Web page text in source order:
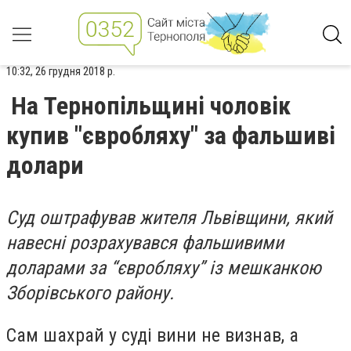
10:32, 26 грудня 2018 р.
На Тернопільщині чоловік
купив "євробляху" за фальшиві
долари
Суд оштрафував жителя Львівщини, який
навесні розрахувався фальшивими
доларами за “євробляху” із мешканкою
Зборівського району.
Сам шахрай у суді вини не визнав, а